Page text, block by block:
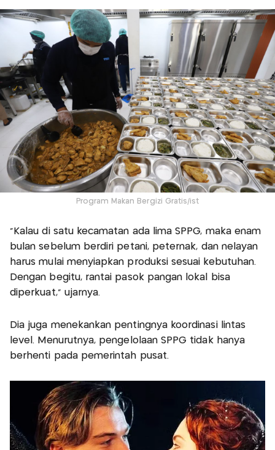
Program Makan Bergizi Gratis/ist
“Kalau di satu kecamatan ada lima SPPG, maka enam
bulan sebelum berdiri petani, peternak, dan nelayan
harus mulai menyiapkan produksi sesuai kebutuhan.
Dengan begitu, rantai pasok pangan lokal bisa
diperkuat,” ujarnya.
Dia juga menekankan pentingnya koordinasi lintas
level. Menurutnya, pengelolaan SPPG tidak hanya
berhenti pada pemerintah pusat.